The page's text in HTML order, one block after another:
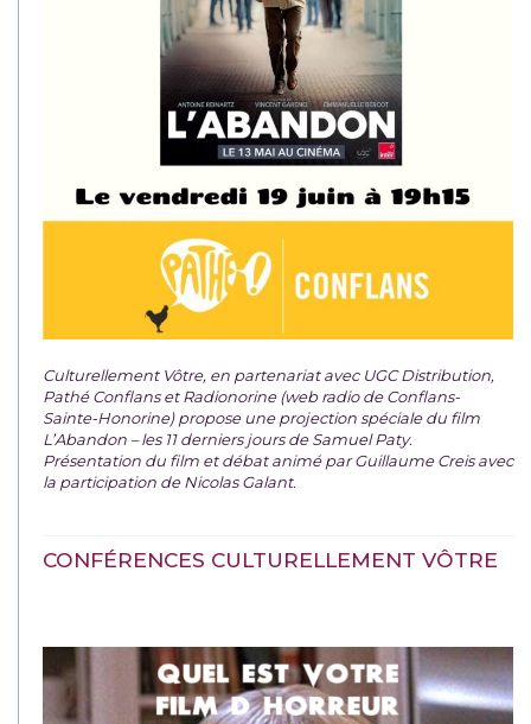
Culturellement Vôtre, en partenariat avec UGC Distribution,
Pathé Conflans et Radionorine (web radio de Conflans-
Sainte-Honorine) propose une projection spéciale du film
L’Abandon – les 11 derniers jours de Samuel Paty.
Présentation du film et débat animé par Guillaume Creis avec
la participation de Nicolas Galant.
CONFÉRENCES CULTURELLEMENT VÔTRE